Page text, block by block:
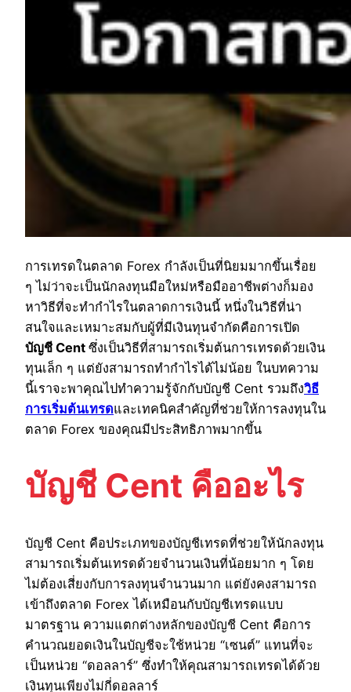
การเทรดในตลาด Forex กำลังเป็นที่นิยมมากขึ้นเรื่อย
ๆ ไม่ว่าจะเป็นนักลงทุนมือใหม่หรือมืออาชีพต่างก็มอง
หาวิธีที่จะทำกำไรในตลาดการเงินนี้ หนึ่งในวิธีที่น่า
สนใจและเหมาะสมกับผู้ที่มีเงินทุนจำกัดคือการเปิด
บัญชี Cent ซึ่งเป็นวิธีที่สามารถเริ่มต้นการเทรดด้วยเงิน
ทุนเล็ก ๆ แต่ยังสามารถทำกำไรได้ไม่น้อย ในบทความ
นี้เราจะพาคุณไปทำความรู้จักกับบัญชี Cent รวมถึงวิธี
การเริ่มต้นเทรดและเทคนิคสำคัญที่ช่วยให้การลงทุนใน
ตลาด Forex ของคุณมีประสิทธิภาพมากขึ้น
บัญชี Cent คืออะไร
บัญชี Cent คือประเภทของบัญชีเทรดที่ช่วยให้นักลงทุน
สามารถเริ่มต้นเทรดด้วยจำนวนเงินที่น้อยมาก ๆ โดย
ไม่ต้องเสี่ยงกับการลงทุนจำนวนมาก แต่ยังคงสามารถ
เข้าถึงตลาด Forex ได้เหมือนกับบัญชีเทรดแบบ
มาตรฐาน ความแตกต่างหลักของบัญชี Cent คือการ
คำนวณยอดเงินในบัญชีจะใช้หน่วย “เซนต์” แทนที่จะ
เป็นหน่วย “ดอลลาร์” ซึ่งทำให้คุณสามารถเทรดได้ด้วย
เงินทุนเพียงไม่กี่ดอลลาร์